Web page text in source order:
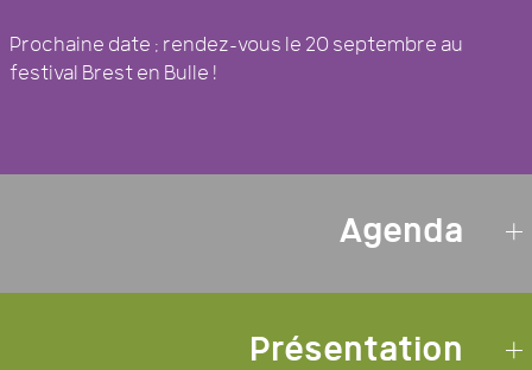
Prochaine date : rendez-vous le 20 septembre au
festival Brest en Bulle !
Agenda
Présentation